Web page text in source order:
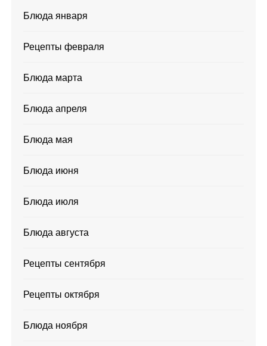
Блюда января
Рецепты февраля
Блюда марта
Блюда апреля
Блюда мая
Блюда июня
Блюда июля
Блюда августа
Рецепты сентября
Рецепты октября
Блюда ноября